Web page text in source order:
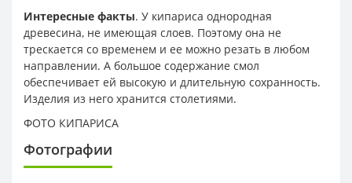
Интересные факты. У кипариса однородная
древесина, не имеющая слоев. Поэтому она не
трескается со временем и ее можно резать в любом
направлении. А большое содержание смол
обеспечивает ей высокую и длительную сохранность.
Изделия из него хранится столетиями.
ФОТО КИПАРИСА
Фотографии